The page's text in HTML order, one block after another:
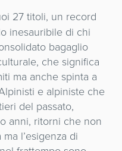
27 titoli, un record
inesauribile di chi
bagaglio
che significa
ma anche spinta a
e alpiniste che
del passato,
anni, ritorni che non
l’esigenza di